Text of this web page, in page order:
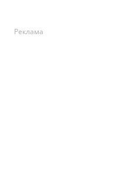
Реклама